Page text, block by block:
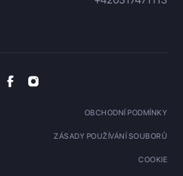
OBCHODNÍ PODMÍNKY
ZÁSADY POUŽÍVÁNÍ SOUBORŮ
COOKIE